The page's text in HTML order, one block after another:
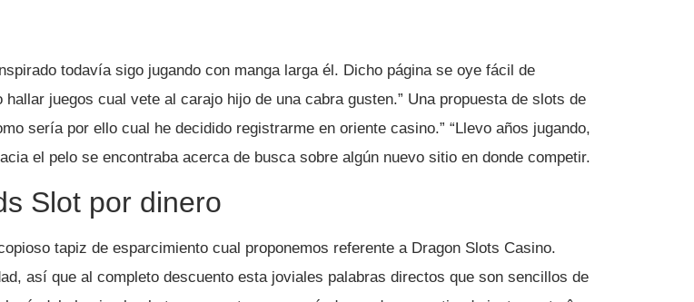
todavía sigo jugando con manga larga él. Dicho página se oye fácil de
juegos cual vete al carajo hijo de una cabra gusten.” Una propuesta de slots de
serí­a por ello cual he decidido registrarme en oriente casino.” “Llevo años jugando,
el pelo se encontraba acerca de busca sobre algún nuevo sitio en donde competir.
Slot por dinero
tapiz de esparcimiento cual proponemos referente a Dragon Slots Casino.
así que al completo descuento esta joviales palabras directos que son sencillos de